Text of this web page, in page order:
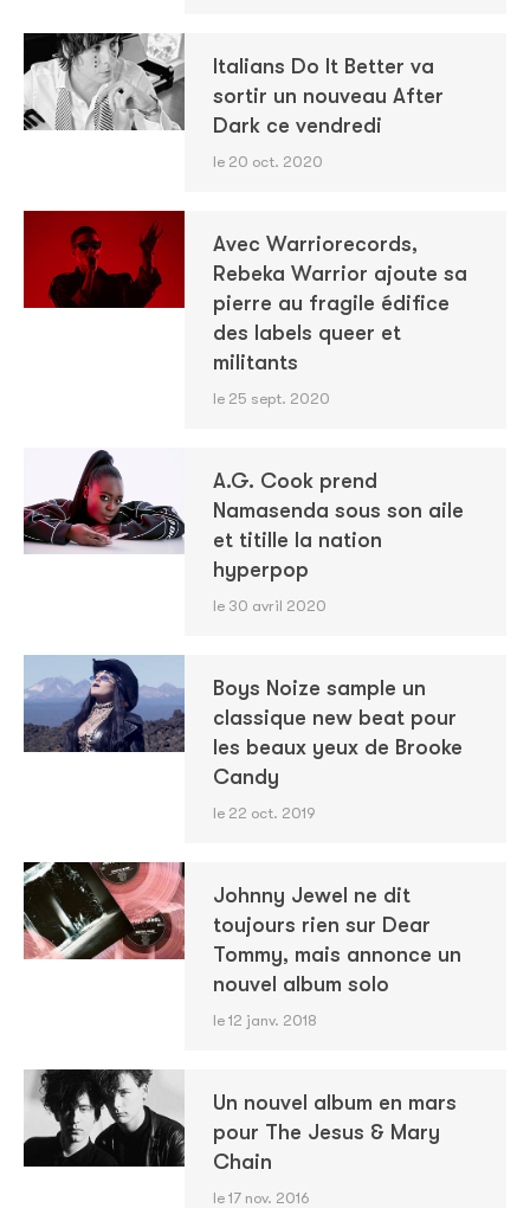
Italians Do It Better va
sortir un nouveau After
Dark ce vendredi
le 20 oct. 2020
Avec Warriorecords,
Rebeka Warrior ajoute sa
pierre au fragile édifice
des labels queer et
militants
le 25 sept. 2020
A.G. Cook prend
Namasenda sous son aile
et titille la nation
hyperpop
le 30 avril 2020
Boys Noize sample un
classique new beat pour
les beaux yeux de Brooke
Candy
le 22 oct. 2019
Johnny Jewel ne dit
toujours rien sur Dear
Tommy, mais annonce un
nouvel album solo
le 12 janv. 2018
Un nouvel album en mars
pour The Jesus & Mary
Chain
le 17 nov. 2016